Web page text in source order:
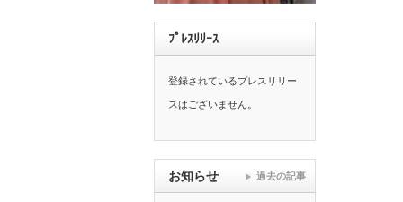
ﾌﾟﾚｽﾘﾘｰｽ
登録されているプレスリリー
スはございません。
お知らせ 過去の記事